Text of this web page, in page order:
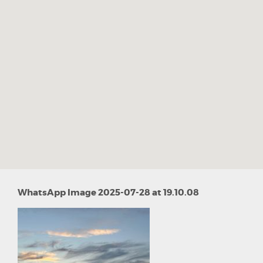
WhatsApp Image 2025-07-28 at 19.10.08